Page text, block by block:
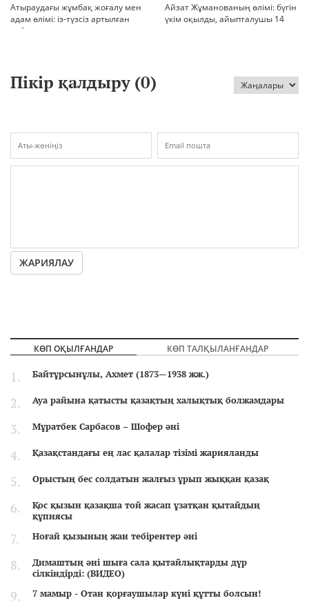
Атыраудағы жұмбақ жоғалу мен
адам өлімі: із-түзсіз артылған
отбасы, полиция тергеуі және
Айзат Жұманованың өлімі: бүгін
үкім оқылды, айыпталушы 14
Пікір қалдыру (0)
ЖАРИЯЛАУ
КӨП ОҚЫЛҒАНДАР КӨП ТАЛҚЫЛАНҒАНДАР
Байтұрсынұлы, Ахмет (1873—1938 жж.)
Ауа райына қатысты қазақтың халықтық болжамдары
Мұратбек Сарбасов – Шофер әні
Қазақстандағы ең лас қалалар тізімі жарияланды
Орыстың бес солдатын жалғыз ұрып жыққан қазақ
Қос қызын қазақша той жасап ұзатқан қытайдың
құпиясы
Ноғай қызының жан тебірентер әні
Димаштың әні шыға сала қытайлықтарды дүр
сілкіндірді: (ВИДЕО)
7 мамыр - Отан қорғаушылар күні құтты болсын!